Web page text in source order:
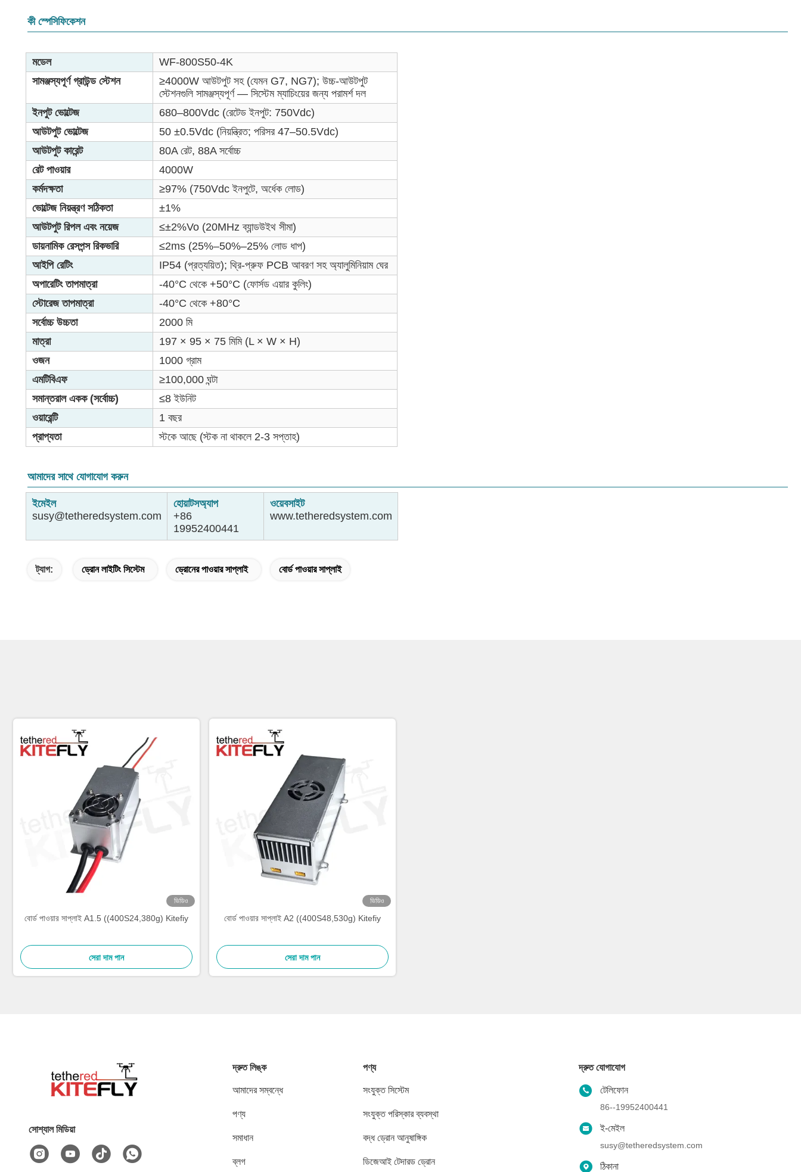
কী স্পেসিফিকেশন
মডেল
WF-800S50-4K
সামঞ্জস্যপূর্ণ গ্রাউন্ড স্টেশন
≥4000W আউটপুট সহ (যেমন G7, NG7); উচ্চ-আউটপুট
স্টেশনগুলি সামঞ্জস্যপূর্ণ — সিস্টেম ম্যাচিংয়ের জন্য পরামর্শ দল
ইনপুট ভোল্টেজ
680–800Vdc (রেটেড ইনপুট: 750Vdc)
আউটপুট ভোল্টেজ
50 ±0.5Vdc (নিয়ন্ত্রিত; পরিসর 47–50.5Vdc)
আউটপুট কারেন্ট
80A রেট, 88A সর্বোচ্চ
রেট পাওয়ার
4000W
কর্মদক্ষতা
≥97% (750Vdc ইনপুটে, অর্ধেক লোড)
ভোল্টেজ নিয়ন্ত্রণ সঠিকতা
±1%
আউটপুট রিপল এবং নয়েজ
≤±2%Vo (20MHz ব্যান্ডউইথ সীমা)
ডায়নামিক রেসপন্স রিকভারি
≤2ms (25%–50%–25% লোড ধাপ)
আইপি রেটিং
IP54 (প্রত্যয়িত); থ্রি-প্রুফ PCB আবরণ সহ অ্যালুমিনিয়াম ঘের
অপারেটিং তাপমাত্রা
-40°C থেকে +50°C (ফোর্সড এয়ার কুলিং)
স্টোরেজ তাপমাত্রা
-40°C থেকে +80°C
সর্বোচ্চ উচ্চতা
2000 মি
মাত্রা
197 × 95 × 75 মিমি (L × W × H)
ওজন
1000 গ্রাম
এমটিবিএফ
≥100,000 ঘন্টা
সমান্তরাল একক (সর্বোচ্চ)
≤8 ইউনিট
ওয়ারেন্টি
1 বছর
প্রাপ্যতা
স্টকে আছে (স্টক না থাকলে 2-3 সপ্তাহ)
আমাদের সাথে যোগাযোগ করুন
ইমেইল
susy@tetheredsystem.com
হোয়াটসঅ্যাপ
+86
19952400441
ওয়েবসাইট
www.tetheredsystem.com
ট্যাগ: ড্রোন লাইটিং সিস্টেম ড্রোনের পাওয়ার সাপ্লাই বোর্ড পাওয়ার সাপ্লাই
ভিডিও
বোর্ড পাওয়ার সাপ্লাই A1.5 ((400S24,380g) Kitefiy
সেরা দাম পান
ভিডিও
বোর্ড পাওয়ার সাপ্লাই A2 ((400S48,530g) Kitefiy
সেরা দাম পান
সোশ্যাল মিডিয়া
দ্রুত লিঙ্ক
আমাদের সম্বন্ধে
পণ্য
সমাধান
ব্লগ
পণ্য
সংযুক্ত সিস্টেম
সংযুক্ত পরিস্কার ব্যবস্থা
বদ্ধ ড্রোন আনুষাঙ্গিক
ডিজেআই টেদারড ড্রোন
দ্রুত যোগাযোগ
টেলিফোন
86--19952400441
ই-মেইল
susy@tetheredsystem.com
ঠিকানা